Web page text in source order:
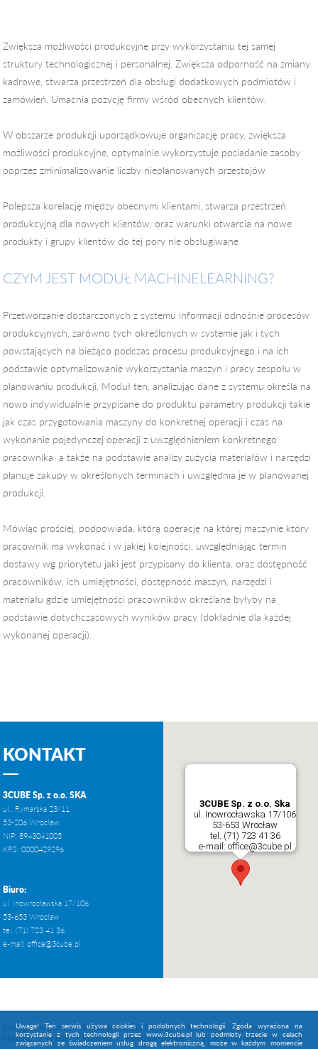
Zwiększa możliwości produkcyjne przy wykorzystaniu tej samej
struktury technologicznej i personalnej. Zwiększa odporność na zmiany
kadrowe, stwarza przestrzeń dla obsługi dodatkowych podmiotów i
zamówień. Umacnia pozycję firmy wśród obecnych klientów.
W obszarze produkcji uporządkowuje organizację pracy, zwiększa
możliwości produkcyjne, optymalnie wykorzystuje posiadanie zasoby
poprzez zminimalizowanie liczby nieplanowanych przestojów
Polepsza korelację między obecnymi klientami, stwarza przestrzeń
produkcyjną dla nowych klientów, oraz warunki otwarcia na nowe
produkty i grupy klientów do tej pory nie obsługiwane
CZYM JEST MODUŁ MACHINELEARNING?
Przetworzanie dostarczonych z systemu informacji odnośnie procesów
produkcyjnych, zarówno tych określonych w systemie jak i tych
powstających na bieżąco podczas procesu produkcyjnego i na ich
podstawie optymalizowanie wykorzystania maszyn i pracy zespołu w
planowaniu produkcji. Moduł ten, analizując dane z systemu określa na
nowo indywidualnie przypisane do produktu parametry produkcji takie
jak czas przygotowania maszyny do konkretnej operacji i czas na
wykonanie pojedynczej operacji z uwzględnieniem konkretnego
pracownika a także na podstawie analizy zużycia materiałów i narzędzi
planuje zakupy w określonych terminach i uwzględnia je w planowanej
produkcji.
Mówiąc prościej, podpowiada, którą operację na której maszynie który
pracownik ma wykonać i w jakiej kolejności, uwzględniając termin
dostawy wg priorytetu jaki jest przypisany do klienta, oraz dostępność
pracowników, ich umiejętności, dostępność maszyn, narzędzi i
materiału gdzie umiejętności pracowników określane byłyby na
podstawie dotychczasowych wyników pracy (dokładnie dla każdej
wykonanej operacji).
KONTAKT
3CUBE Sp. z o.o. SKA
ul.. Rymarska 23/11
53-206 Wrocław
NIP: 8943041005
KRS: 0000429296
Biuro:
ul. Inowrocławska 17/106
53-653 Wrocław
tel. (71) 723 41 36
e-mail:office@3cube.pl
3CUBE Sp. z o.o. Ska
ul. Inowrocławska 17/106
53-653 Wrocław
tel. (71) 723 41 36
e-mail: office@3cube.pl
Oprogramowanie Rozwiązania dla biznesu
Studium przypadku
Hosting
O nas Kontakt Polityka Cookies Polityka prywatności
Uwaga! Ten serwis używa cookies i podobnych technologii. Zgoda wyrażona na
korzystanie z tych technologii przez www.3cube.pl lub podmioty trzecie w celach
związanych ze świadczeniem usług drogą elektroniczną, może w każdym momencie